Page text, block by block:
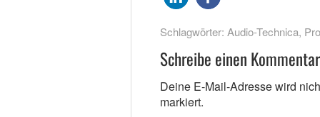
Schlagwörter: Audio-Technica,
Schreibe einen Kommentar
Deine E-Mail-Adresse wird
markiert.